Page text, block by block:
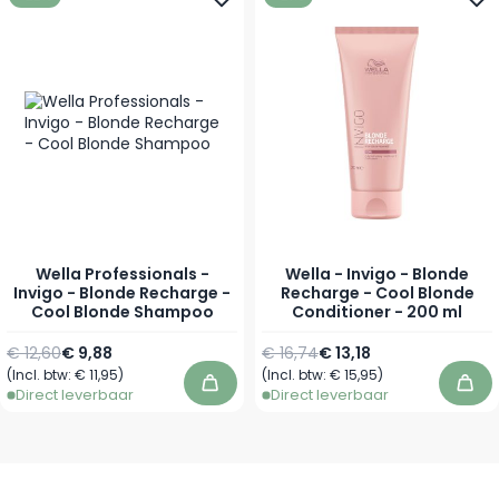
Wella Professionals -
Invigo - Blonde Recharge -
Cool Blonde Shampoo
Vanaf
€ 9,88
Normale prijs
€ 12,60
(Incl. btw: € 11,95)
Direct leverbaar In winkelwagen
Wella - Invigo - Blonde
Recharge - Cool Blonde
Conditioner - 200 ml
Speciale prijs
€ 13,18
Normale prijs
€ 16,74
(Incl. btw: € 15,95)
Direct leverbaar In